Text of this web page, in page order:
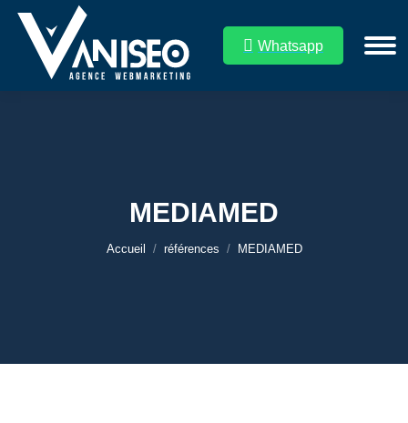
Whatsapp
MEDIAMED
Vous êtes ici :
Accueil références MEDIAMED